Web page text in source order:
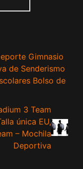
Gimnasio
de Senderismo
Bolso de
3 Team
única EU,
– Mochila
Deportiva